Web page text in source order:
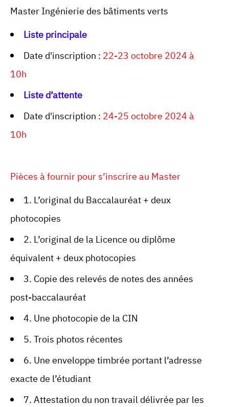
Master Ingénierie des bâtiments verts
Liste principale
Date d'inscription : 22-23 octobre 2024 à
10h
Liste d’attente
Date d'inscription : 24-25 octobre 2024 à
10h
Pièces à fournir pour s’inscrire au Master
1. L’original du Baccalauréat + deux
photocopies
2. L’original de la Licence ou diplôme
équivalent + deux photocopies
3. Copie des relevés de notes des années
post-baccalauréat
4. Une photocopie de la CIN
5. Trois photos récentes
6. Une enveloppe timbrée portant l’adresse
exacte de l’étudiant
7.Attestation du non travail délivrée par les